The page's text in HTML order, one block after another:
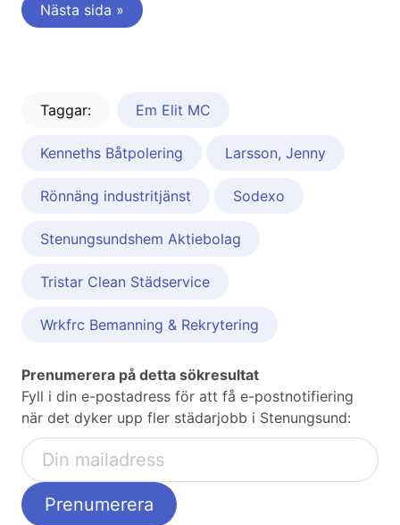
Nästa sida »
Taggar: Em Elit MC
Kenneths Båtpolering Larsson, Jenny
Rönnäng industritjänst Sodexo
Stenungsundshem Aktiebolag
Tristar Clean Städservice
Wrkfrc Bemanning & Rekrytering
Prenumerera på detta sökresultat
Fyll i din e-postadress för att få e-postnotifiering
när det dyker upp fler städarjobb i Stenungsund: